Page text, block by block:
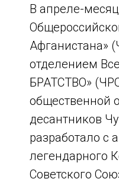
В апреле-
Афганистана»
отделением
БРАТСТВО»
общественной
десантников
разработало с
легендарного
Советского